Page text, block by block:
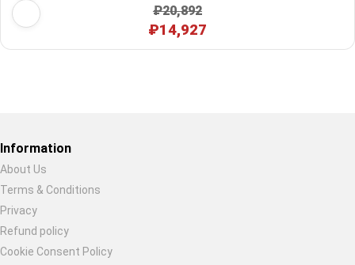
₽20,892
₽14,927
Information
About Us
Terms & Conditions
Privacy
Refund policy
Cookie Consent Policy